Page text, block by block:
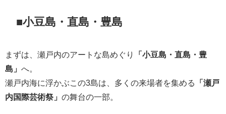
■小豆島・直島・豊島
まずは、瀬戸内のアートな島めぐり
「小豆島・直島・豊
島」 へ。
瀬戸内海に浮かぶこの3島は、多くの来場者を集める
「瀬戸
内国際芸術祭」 の舞台の一部。